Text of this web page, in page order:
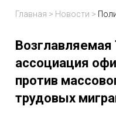
Главная > Новости >
ассоциация
против
трудовых